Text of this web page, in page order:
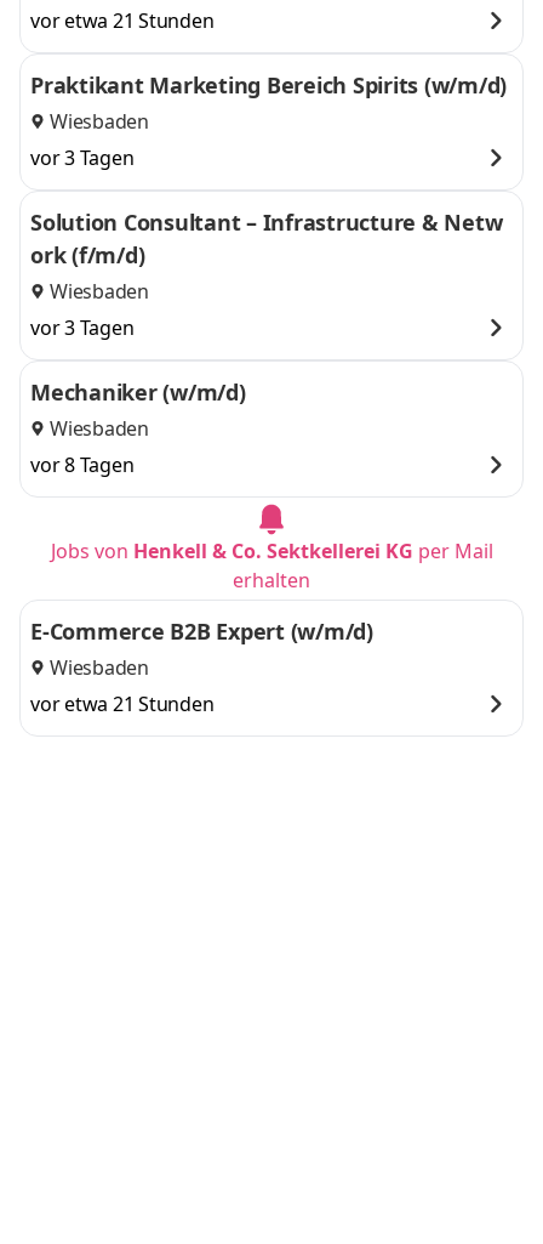
vor etwa 21 Stunden
Praktikant Marketing Bereich Spirits (w/m/d)
Wiesbaden
vor 3 Tagen
Solution Consultant – Infrastructure & Netw
ork (f/m/d)
Wiesbaden
vor 3 Tagen
Mechaniker (w/m/d)
Wiesbaden
vor 8 Tagen
Jobs von Henkell & Co. Sektkellerei KG per Mail
erhalten
E-Commerce B2B Expert (w/m/d)
Wiesbaden
vor etwa 21 Stunden